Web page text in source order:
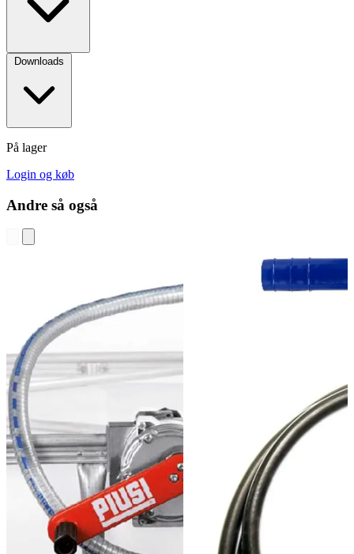
Downloads
På lager
Login og køb
Andre så også